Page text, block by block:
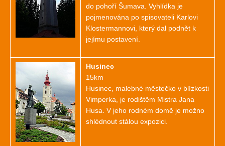
do pohoří Šumava. Vyhlídka je
pojmenována po spisovateli Karlovi
Klostermannovi, který dal podnět k
jejímu postavení.
Husinec
15km
Husinec, malebné městečko v blízkosti
Vimperka, je rodištěm Mistra Jana
Husa. V jeho rodném domě je možno
shlédnout stálou expozici.